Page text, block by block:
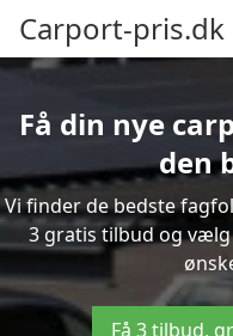
Carport-pris.dk
Få din nye
den
Vi finder de bedste
3 gratis tilbud og
Få 3 tilbud,